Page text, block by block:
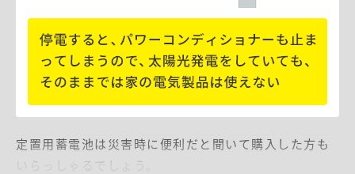
定置用蓄電池は災害時に便利だと聞いて購入した方も
いらっしゃるでしょう。